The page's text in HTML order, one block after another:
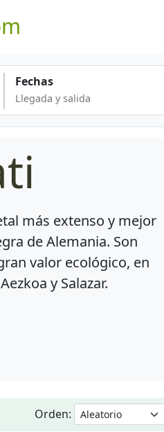
Fechas
más extenso y mejor
de Alemania. Son
valor ecológico, en
y Salazar.
Orden: